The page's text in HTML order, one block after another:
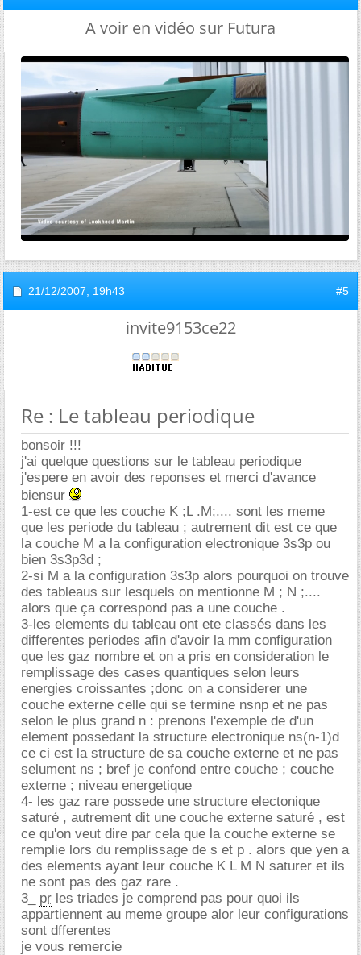
A voir en vidéo sur Futura
21/12/2007, 19h43 #5
invite9153ce22
Re : Le tableau periodique
bonsoir !!!
j'ai quelque questions sur le tableau periodique
j'espere en avoir des reponses et merci d'avance
biensur
1-est ce que les couche K ;L .M;.... sont les meme
que les periode du tableau ; autrement dit est ce que
la couche M a la configuration electronique 3s3p ou
bien 3s3p3d ;
2-si M a la configuration 3s3p alors pourquoi on trouve
des tableaus sur lesquels on mentionne M ; N ;....
alors que ça correspond pas a une couche .
3-les elements du tableau ont ete classés dans les
differentes periodes afin d'avoir la mm configuration
que les gaz nombre et on a pris en consideration le
remplissage des cases quantiques selon leurs
energies croissantes ;donc on a considerer une
couche externe celle qui se termine nsnp et ne pas
selon le plus grand n : prenons l'exemple de d'un
element possedant la structure electronique ns(n-1)d
ce ci est la structure de sa couche externe et ne pas
selument ns ; bref je confond entre couche ; couche
externe ; niveau energetique
4- les gaz rare possede une structure electonique
saturé , autrement dit une couche externe saturé , est
ce qu'on veut dire par cela que la couche externe se
remplie lors du remplissage de s et p . alors que yen a
des elements ayant leur couche K L M N saturer et ils
ne sont pas des gaz rare .
3_ pr les triades je comprend pas pour quoi ils
appartiennent au meme groupe alor leur configurations
sont dfferentes
je vous remercie